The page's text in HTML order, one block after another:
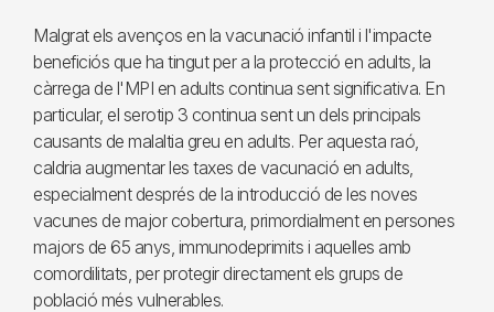
Malgrat els avenços en la vacunació infantil i l'impacte
beneficiós que ha tingut per a la protecció en adults, la
càrrega de l'MPI en adults continua sent significativa. En
particular, el serotip 3 continua sent un dels principals
causants de malaltia greu en adults. Per aquesta raó,
caldria augmentar les taxes de vacunació en adults,
especialment després de la introducció de les noves
vacunes de major cobertura, primordialment en persones
majors de 65 anys, immunodeprimits i aquelles amb
comordilitats, per protegir directament els grups de
població més vulnerables.